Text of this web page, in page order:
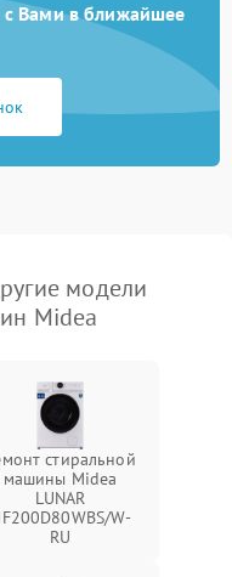
с Вами в ближайшее
модели
Midea
стиральной
машины Midea
LUNAR
W-
RU